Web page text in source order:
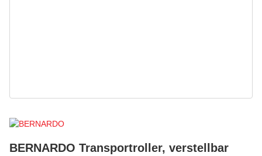
BERNARDO Transportroller, verstellbar